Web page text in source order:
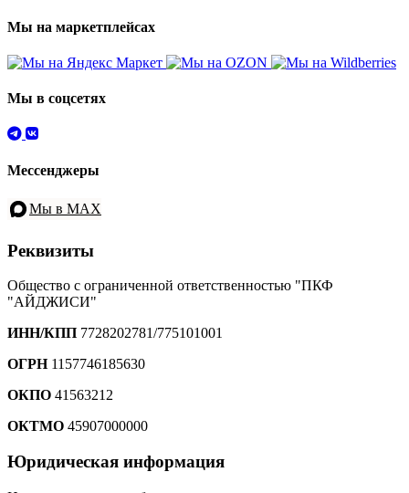
Мы на маркетплейсах
Мы в соцсетях
Мессенджеры
Мы в MAX
Реквизиты
Общество с ограниченной ответственностью "ПКФ
"АЙДЖИСИ"
ИНН/КПП 7728202781/775101001
ОГРН1157746185630
ОКПО 41563212
ОКТМО 45907000000
Юридическая информация